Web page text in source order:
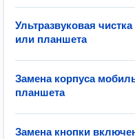
Ультразвуковая
или планшета
Замена корпуса
планшета
Замена кнопки